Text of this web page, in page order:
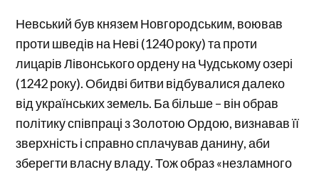
Невський був князем Новгородським, воював
проти шведів на Неві (1240 року) та проти
лицарів Лівонського ордену на Чудському озері
(1242 року). Обидві битви відбувалися далеко
від українських земель. Ба більше – він обрав
політику співпраці з Золотою Ордою, визнавав її
зверхність і справно сплачував данину, аби
зберегти власну владу. Тож образ «незламного